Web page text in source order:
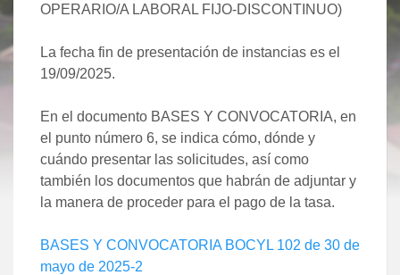
OPERARIO/A LABORAL FIJO-DISCONTINUO)
La fecha fin de presentación de instancias es el
19/09/2025.
En el documento BASES Y CONVOCATORIA, en
el punto número 6, se indica cómo, dónde y
cuándo presentar las solicitudes, así como
también los documentos que habrán de adjuntar y
la manera de proceder para el pago de la tasa.
BASES Y CONVOCATORIA BOCYL 102 de 30 de
mayo de 2025-2